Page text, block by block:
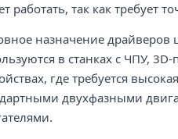
работать, так как требует
назначение драйверов
в станках с ЧПУ,
где требуется
двухфазными